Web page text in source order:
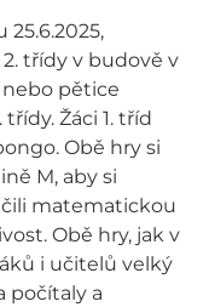
2. třídy v budově v
nebo pětice
Žáci 1. tříd
Obě hry si
M, aby si
matematickou
Obě hry, jak v
i učitelů velký
počítaly a